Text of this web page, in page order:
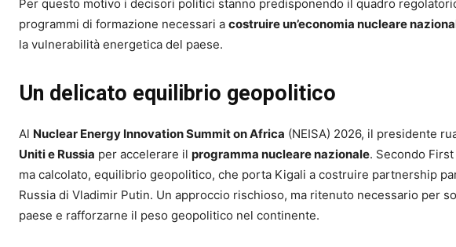
Per questo motivo i decisori politici stanno predisponendo il quadro
programmi di formazione necessari a costruire un’economia nucleare
la vulnerabilità energetica del paese.
Un delicato equilibrio geopolitico
Al Nuclear Energy Innovation Summit on Africa (NEISA) 2026, il presidente
Uniti e Russia per accelerare il programma nucleare nazionale. Secondo
ma calcolato, equilibrio geopolitico, che porta Kigali a costruire partnership
Russia di Vladimir Putin. Un approccio rischioso, ma ritenuto necessario per
paese e rafforzarne il peso geopolitico nel continente.